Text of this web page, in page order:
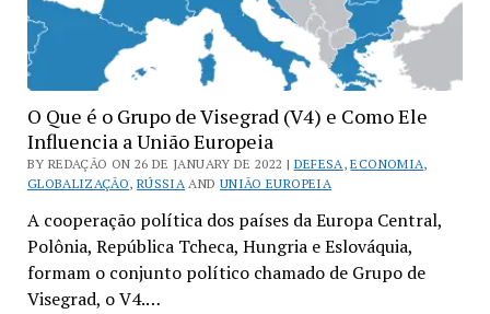
O Que é o Grupo de Visegrad (V4) e Como Ele
Influencia a União Europeia
BY REDAÇÃO ON 26 DE JANUARY DE 2022 | DEFESA,ECONOMIA,
GLOBALIZAÇÃO, RÚSSIA AND UNIÃO EUROPEIA
A cooperação política dos países da Europa Central,
Polônia, República Tcheca, Hungria e Eslováquia,
formam o conjunto político chamado de Grupo de
Visegrad, o V4.…